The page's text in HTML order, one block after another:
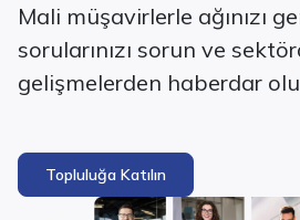
Mali müşavirlerle ağınızı
sorularınızı sorun ve
gelişmelerden haberdar
Topluluğa Katılın